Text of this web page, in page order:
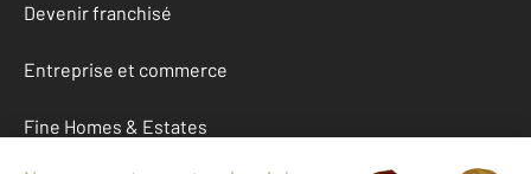
Devenir franchisé
Entreprise et commerce
Fine Homes & Estates